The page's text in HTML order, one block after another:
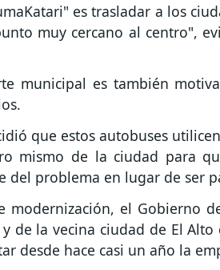
es trasladar a los
muy cercano al centro",
municipal es también
que estos autobuses
mismo de la ciudad para
del problema en lugar de ser
modernización, el Gobierno
de la vecina ciudad de El
desde hace casi un año la